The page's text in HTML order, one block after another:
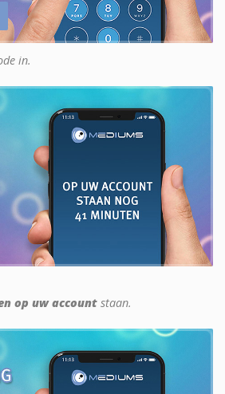
in.
op uw account staan.